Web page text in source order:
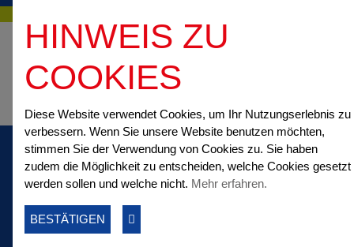
HINWEIS ZU
COOKIES
Diese Website verwendet Cookies, um Ihr Nutzungserlebnis zu
verbessern. Wenn Sie unsere Website benutzen möchten,
stimmen Sie der Verwendung von Cookies zu. Sie haben
zudem die Möglichkeit zu entscheiden, welche Cookies gesetzt
werden sollen und welche nicht. Mehr erfahren.
BESTÄTIGEN
KOMPETENTER SERVICE
Langjährige Erfahrung, höchste Qualitätsansprüche
und die Nähe zu unseren Kunden machen uns zu
Ihrem vertrauensvollen und kompetenten Partner für